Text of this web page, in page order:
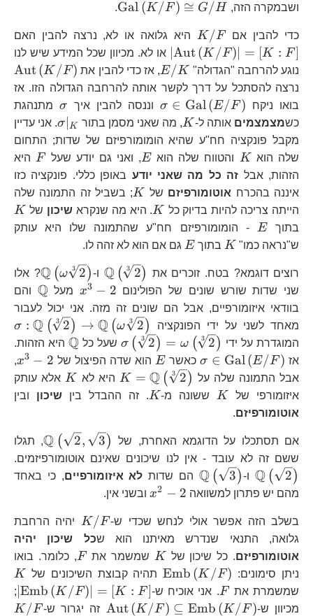
ושבמקרה הזה,
\text{Gal}\left(K/
Gal (K /F ) ≅ G/H
.
כדי להבין אם K/F K/F היא גלואה או לא, נרצה להבין האם
∣Aut(K /F) = [K : F]
או לא. מכיוון שכל המידע שיש לנו
נוגע להרחבה "הגדולה"
E/K
E/K , אז כדי להבין את Aut(K /F)
נרצה להסתכל על דרך לקשר אותה להרחבה הגדולה הזו. אז
בואו ניקח
σ ∈ Gal(E/F) וננסה להבין איך \sigma
σמתנהגת
כשמצמצמים אותה ל- K K, מה שאני מסמן בתור σ K
. אני עדיין
מקבל פונקציה חח"ע שהיא הומומורפיזם של שדות; התחום
שלה הוא
K K והטווח שלה הוא
E
E, ואני גם יודע שעל F
F היא
הזהות, אבל זה כל מה שאני יודע באופן כללי. פונקציה כזו
איננה בהכרח אוטומורפיזם של K
K; בשביל זה התמונה שלה
הייתה צריכה להיות בדיוק כלK
K. היא מה שנקרא שיכון של K
בתוך E E - הומומורפיזם חח"ע שהתמונה שלו היא עותק
ש"נראה כמו"
K K בתוך E E גם אם הוא לא זהה לו.
רוצים דוגמא? בטח. זוכרים את
{2}\right)
Q ( 3 2) ו- Q (ω 3 2)
? אלו
שני שדות שורש שונים של הפולינום
x^{3}-2
x3 − 2 מעלQ והם
בוודאי איזומורפיים, אבל הם שונים זה מזה. אני יכול לעבור
מאחד לשני על ידי הפונקציה
σ : Q ( 3 2) → Q (ω 3 2)
המוגדרת על ידי
\sigma\left(\sqrt[3]
{2}\right)
σ ( 3 2) = ω ( 3 2) שעל כלQ היא הזהות.
אז \sigma\in\text{Gal}\left(E/
σ ∈ Gal(E/F ) כאשרE
E הוא שדה הפיצול של x3 − 2
,
אבל התמונה שלה על
{2}\right)
K = Q ( 3 2) היא לא K
K אלא עותק
איזומורפי של
K K ששונה מ-
K
K. זה ההבדל ביןשיכון ובין
אוטומורפיזם.
אם תסתכלו על הדוגמא האחרת, של Q ( 2, 3)
, תגלו
ששם זה לא עובד - אין לנו שיכונים שאינם אוטומורפיזמים.
Q ( 2) ו-
\mathbb{Q}\left(\sqrt{3}\right)
Q ( 3) הם שדות לא איזומורפיים, כי באחד
מהם יש פתרון למשוואהx^{2}-2
x2 − 2 ובשני אין.
בשלב הזה אפשר אולי לנחש שכדי ש-
K/F
K /F
יהיה הרחבת
גלואה, התנאי שנדרש מאיתנו הוא שכל שיכון יהיה
אוטומורפיזם. כל שיכון של K
K שמשמר את F
F, כלומר. בואו
ניתן סימונים:\text{Emb}\left(K/
Emb (K /F) תהיה קבוצת השיכונים של K
שמשמרת את F F. אני אוכיח ש- Emb (K /F) = [K : F]
;
מכיוון ש-
Aut (K /F) ⊆ Emb (K /F) זה יגרור ש- K /F